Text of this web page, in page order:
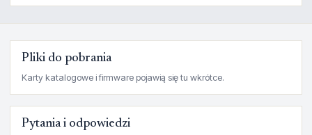
Pliki do pobrania
Karty katalogowe i firmware pojawią się tu wkrótce.
Pytania i odpowiedzi